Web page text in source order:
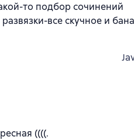
то подбор сочинений
все скучное и
((((.